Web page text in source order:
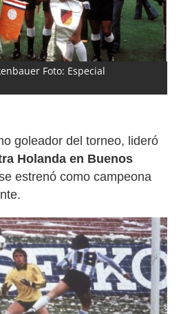
Foto: Especial
goleador del torneo, lideró
Holanda en Buenos
estrenó como campeona